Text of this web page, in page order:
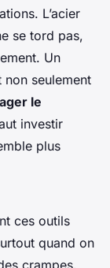
L’acier
se tord pas,
Un
non seulement
le
investir
plus
ces outils
quand on
crampes,